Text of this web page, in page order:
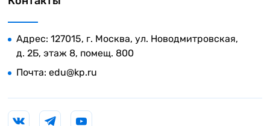
Адрес: 127015, г. Москва, ул. Новодмитровская,
д. 2Б, этаж 8, помещ. 800
Почта: edu@kp.ru